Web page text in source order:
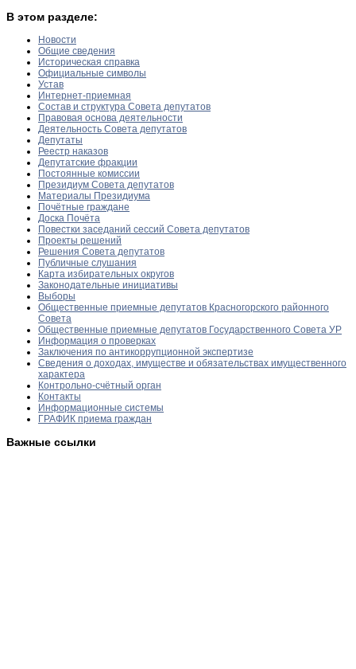
В этом разделе:
Новости
Общие сведения
Историческая справка
Официальные символы
Устав
Интернет-приемная
Состав и структура Совета депутатов
Правовая основа деятельности
Деятельность Совета депутатов
Депутаты
Реестр наказов
Депутатские фракции
Постоянные комиссии
Президиум Совета депутатов
Материалы Президиума
Почётные граждане
Доска Почёта
Повестки заседаний сессий Совета депутатов
Проекты решений
Решения Совета депутатов
Публичные слушания
Карта избирательных округов
Законодательные инициативы
Выборы
Общественные приемные депутатов Красногорского районного
Совета
Общественные приемные депутатов Государственного Совета УР
Информация о проверках
Заключения по антикоррупционной экспертизе
Сведения о доходах, имуществе и обязательствах имущественного
характера
Контрольно-счётный орган
Контакты
Информационные системы
ГРАФИК приема граждан
Важные ссылки